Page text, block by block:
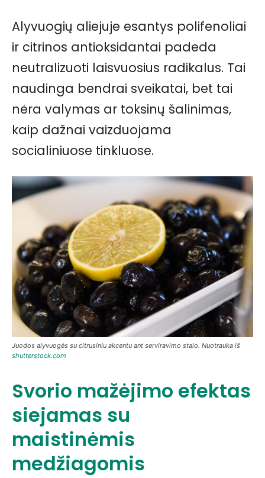
Alyvuogių aliejuje esantys polifenoliai
ir citrinos antioksidantai padeda
neutralizuoti laisvuosius radikalus. Tai
naudinga bendrai sveikatai, bet tai
nėra valymas ar toksinų šalinimas,
kaip dažnai vaizduojama
socialiniuose tinkluose.
Juodos alyvuogės su citrusiniu akcentu ant serviravimo stalo. Nuotrauka iš
shutterstock.com
Svorio mažėjimo efektas
siejamas su
maistinėmis
medžiagomis